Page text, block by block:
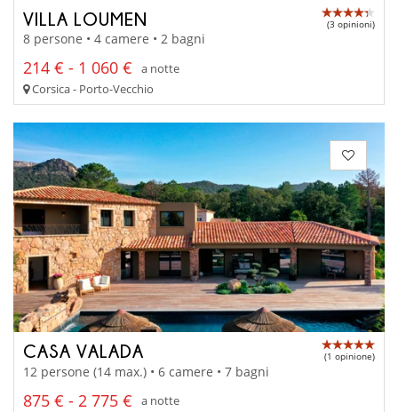
VILLA LOUMEN (3 opinioni)
8 persone • 4 camere • 2 bagni
214 € - 1 060 €
a notte
Corsica - Porto-Vecchio
CASA VALADA (1 opinione)
12 persone (14 max.) • 6 camere • 7 bagni
875 € - 2 775 €
a notte